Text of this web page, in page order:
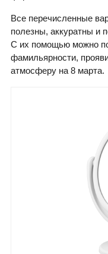
Все перечисленные
полезны, аккуратны и
С их помощью можно
фамильярности,
атмосферу на 8 марта.